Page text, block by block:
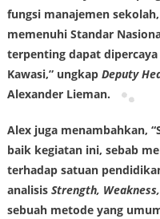
fungsi manajemen
memenuhi Standar
terpenting dapat
Kawasi,” ungkap Deputy
Alexander Lieman.
Alex juga menambahkan,
baik kegiatan ini, sebab
terhadap satuan
analisis Strength,
sebuah metode yang